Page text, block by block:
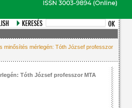
minősítés mérlegén: Tóth József professzor
Tóth József professzor MTA